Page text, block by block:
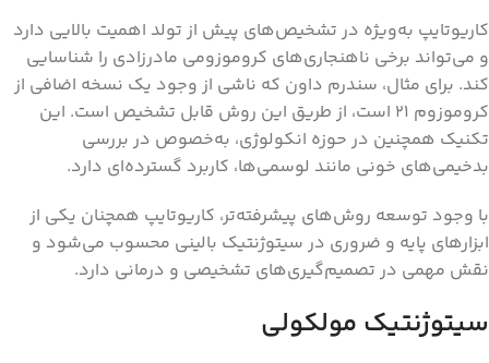
کاریوتایپ به‌ویژه در تشخیص‌های پیش از تولد اهمیت بالایی دارد
و می‌تواند برخی ناهنجاری‌های کروموزومی مادرزادی را شناسایی
کند. برای مثال، سندرم داون که ناشی از وجود یک نسخه اضافی از
کروموزوم ۲۱ است، از طریق این روش قابل تشخیص است. این
تکنیک همچنین در حوزه انکولوژی، به‌خصوص در بررسی
بدخیمی‌های خونی مانند لوسمی‌ها، کاربرد گسترده‌ای دارد.
با وجود توسعه روش‌های پیشرفته‌تر، کاریوتایپ همچنان یکی از
ابزارهای پایه و ضروری در سیتوژنتیک بالینی محسوب می‌شود و
نقش مهمی در تصمیم‌گیری‌های تشخیصی و درمانی دارد.
سیتوژنتیک مولکولی